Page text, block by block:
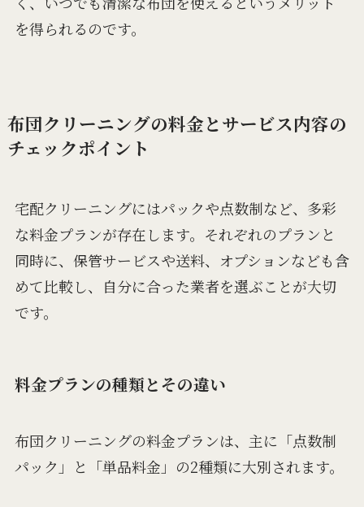
を得られるのです。
布団クリーニングの料金とサービス内容の
チェックポイント
宅配クリーニングにはパックや点数制など、多彩
な料金プランが存在します。それぞれのプランと
同時に、保管サービスや送料、オプションなども含
めて比較し、自分に合った業者を選ぶことが大切
です。
料金プランの種類とその違い
布団クリーニングの料金プランは、主に「点数制
パック」と「単品料金」の2種類に大別されます。